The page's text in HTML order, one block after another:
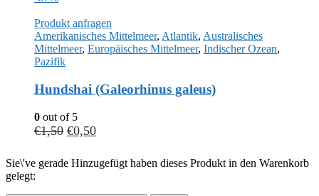
Produkt anfragen
Amerikanisches Mittelmeer, Atlantik, Australisches
Mittelmeer, Europäisches Mittelmeer, Indischer Ozean,
Pazifik
Hundshai (Galeorhinus galeus)
0 out of 5
€1,50 €0,50
Sie\'ve gerade Hinzugefügt haben dieses Produkt in den Warenkorb
gelegt: